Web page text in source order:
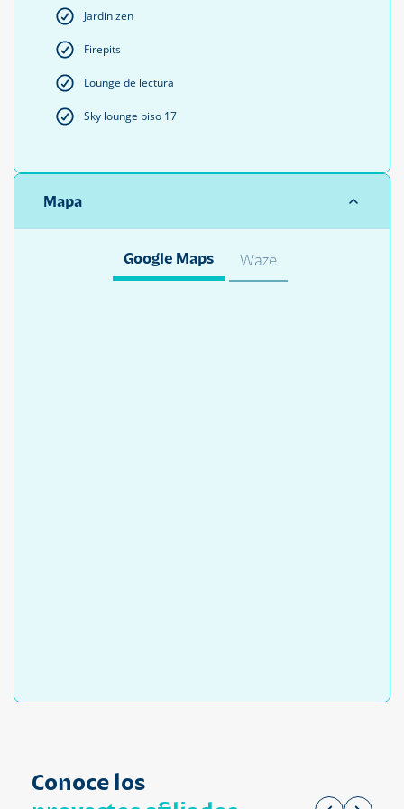
Jardín zen
Firepits
Lounge de lectura
Sky lounge piso 17
Mapa
Google Maps Waze
Conoce los